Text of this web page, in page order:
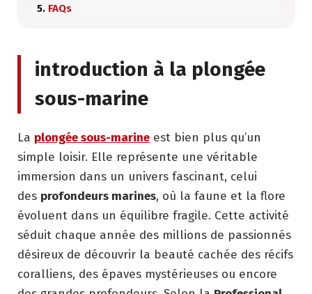
FAQs
introduction à la plongée
sous-marine
La plongée sous-marine est bien plus qu’un
simple loisir. Elle représente une véritable
immersion dans un univers fascinant, celui
des profondeurs marines, où la faune et la flore
évoluent dans un équilibre fragile. Cette activité
séduit chaque année des millions de passionnés
désireux de découvrir la beauté cachée des récifs
coralliens, des épaves mystérieuses ou encore